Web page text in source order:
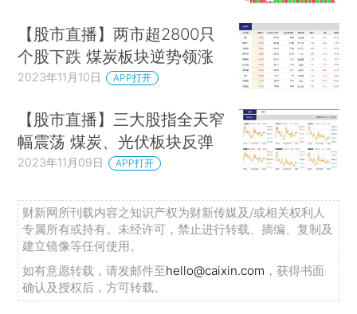
【股市直播】两市超2800只
个股下跌 煤炭板块逆势领涨
2023年11月10日 APP打开
【股市直播】三大股指全天窄
幅震荡 煤炭、光伏板块反弹
2023年11月09日 APP打开
财新网所刊载内容之知识产权为财新传媒及/或相关权利人
专属所有或持有。未经许可，禁止进行转载、摘编、复制及
建立镜像等任何使用。
如有意愿转载，请发邮件至hello@caixin.com ，获得书面
确认及授权后，方可转载。